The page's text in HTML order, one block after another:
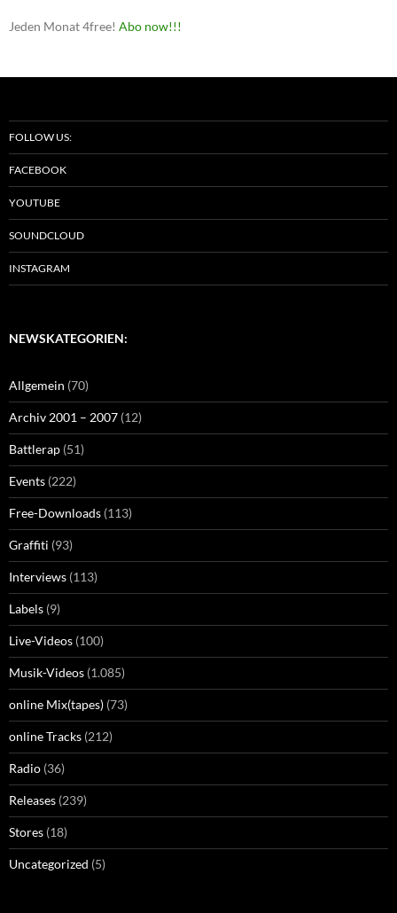
Jeden Monat 4free! Abo now!!!
FOLLOW US:
FACEBOOK
YOUTUBE
SOUNDCLOUD
INSTAGRAM
NEWSKATEGORIEN:
Allgemein (70)
Archiv 2001 – 2007 (12)
Battlerap (51)
Events (222)
Free-Downloads (113)
Graffiti (93)
Interviews (113)
Labels (9)
Live-Videos (100)
Musik-Videos (1.085)
online Mix(tapes) (73)
online Tracks (212)
Radio (36)
Releases (239)
Stores (18)
Uncategorized (5)